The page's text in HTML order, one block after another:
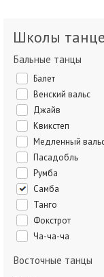
Школы
Бальные танцы
Балет
Венский вальс
Джайв
Квикстеп
Медленный
Пасадобль
Румба
Самба
Танго
Фокстрот
Ча-ча-ча
Восточные танцы